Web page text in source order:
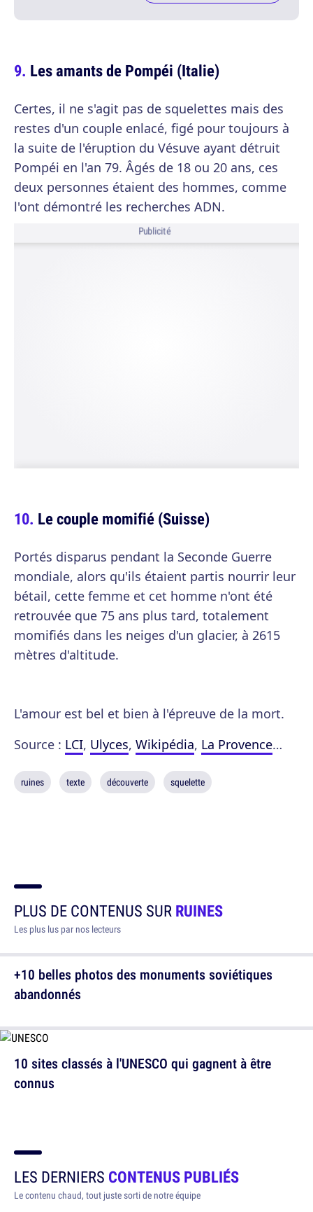
Les amants de Pompéi (Italie)
Certes, il ne s'agit pas de squelettes mais des
restes d'un couple enlacé, figé pour toujours à
la suite de l'éruption du Vésuve ayant détruit
Pompéi en l'an 79. Âgés de 18 ou 20 ans, ces
deux personnes étaient des hommes, comme
l'ont démontré les recherches ADN.
Publicité
Le couple momifié (Suisse)
Portés disparus pendant la Seconde Guerre
mondiale, alors qu'ils étaient partis nourrir leur
bétail, cette femme et cet homme n'ont été
retrouvée que 75 ans plus tard, totalement
momifiés dans les neiges d'un glacier, à 2615
mètres d'altitude.
L'amour est bel et bien à l'épreuve de la mort.
Source : LCI, Ulyces, Wikipédia, La Provence…
ruines texte découverte squelette
PLUS DE CONTENUS SURRUINES
Les plus lus par nos lecteurs
+10 belles photos des monuments soviétiques
abandonnés
10 sites classés à l'UNESCO qui gagnent à être
connus
LES DERNIERS CONTENUS PUBLIÉS
Le contenu chaud, tout juste sorti de notre équipe